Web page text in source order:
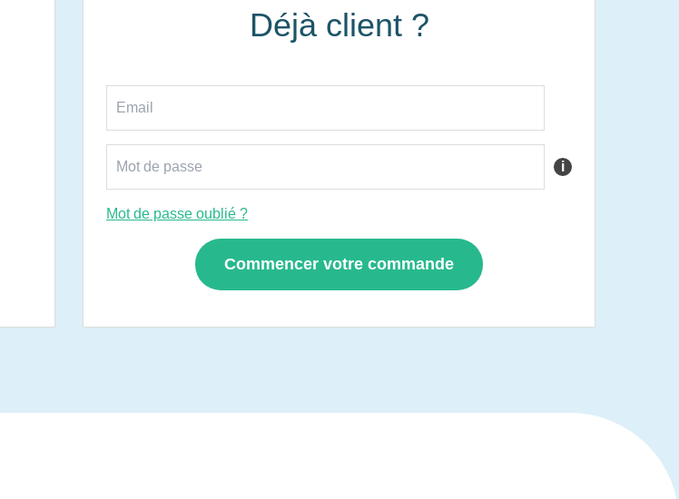
Déjà client ?
i
Mot de passe oublié ?